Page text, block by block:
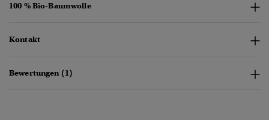
100 % Bio-Baumwolle
Kontakt
Bewertungen (1)